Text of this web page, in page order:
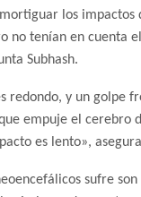
los
no tenían en cuenta
Subhash.
redondo, y un golpe
empuje el cerebro
es lento»,
sufre